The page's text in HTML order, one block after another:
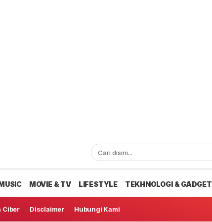
MOVIE & TV LIFESTYLE TEKHNOLOGI & GADGET
Ciber Disclaimer Hubungi Kami